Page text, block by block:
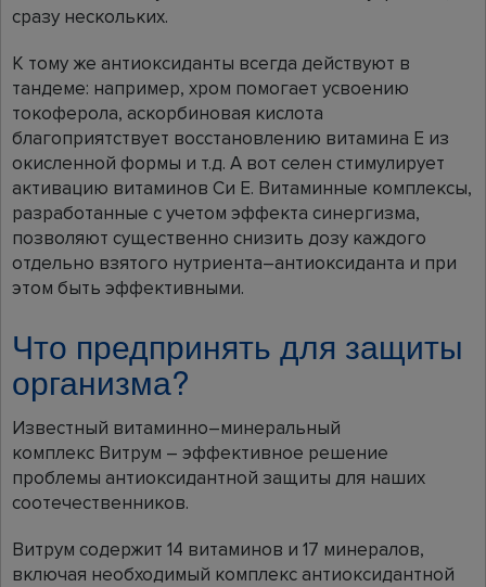
сразу нескольких.
К тому же антиоксиданты всегда действуют в
тандеме: например, хром помогает усвоению
токоферола, аскорбиновая кислота
благоприятствует восстановлению витамина Е из
окисленной формы и т.д. А вот селен стимулирует
активацию витаминов Си Е. Витаминные комплексы,
разработанные с учетом эффекта синергизма,
позволяют существенно снизить дозу каждого
отдельно взятого нутриента–антиоксиданта и при
этом быть эффективными.
Что предпринять для защиты
организма?
Известный витаминно–минеральный
комплекс Витрум – эффективное решение
проблемы антиоксидантной защиты для наших
соотечественников.
Витрум содержит 14 витаминов и 17 минералов,
включая необходимый комплекс антиоксидантной